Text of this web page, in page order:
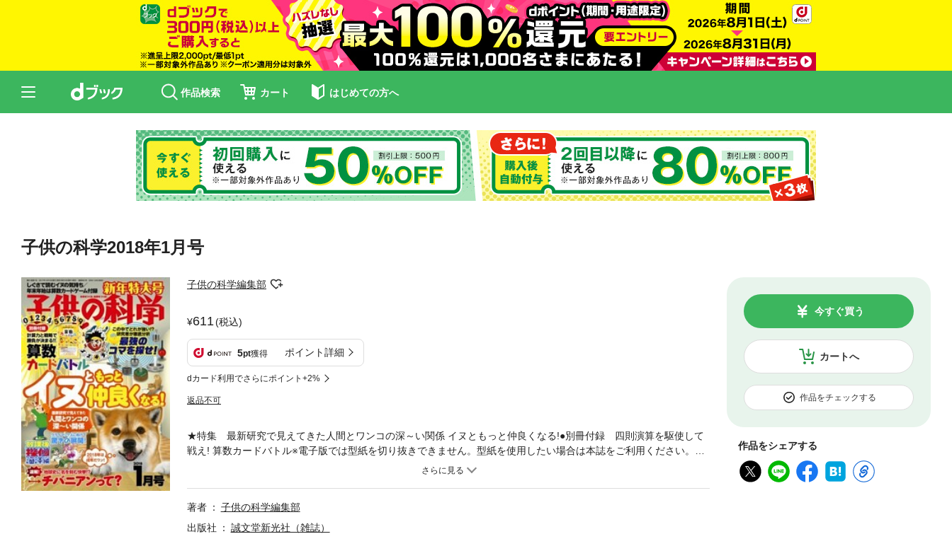
作品検索 カート はじめての方へ
子供の科学2018年1月号
子供の科学編集部
611(税込)
5pt獲得 ポイント詳細
dカード利用でさらにポイント+2%
返品不可
カートへ
今すぐ買う
作品をチェックする
作品をシェアする
★特集 最新研究で見えてきた人間とワンコの深～い関係 イヌともっと仲良くなる!●別冊付録 四則演算を駆使して
戦え! 算数カードバトル※電子版では型紙を切り抜きできません。型紙を使用したい場合は本誌をご利用ください。●
こんなとき、どうしたら勝てる!? 算数カードバトル必勝法●負けないヤツはココが違う 最強のコマを探せ!●第23回二
著者
子供の科学編集部
出版社
誠文堂新光社（雑誌）